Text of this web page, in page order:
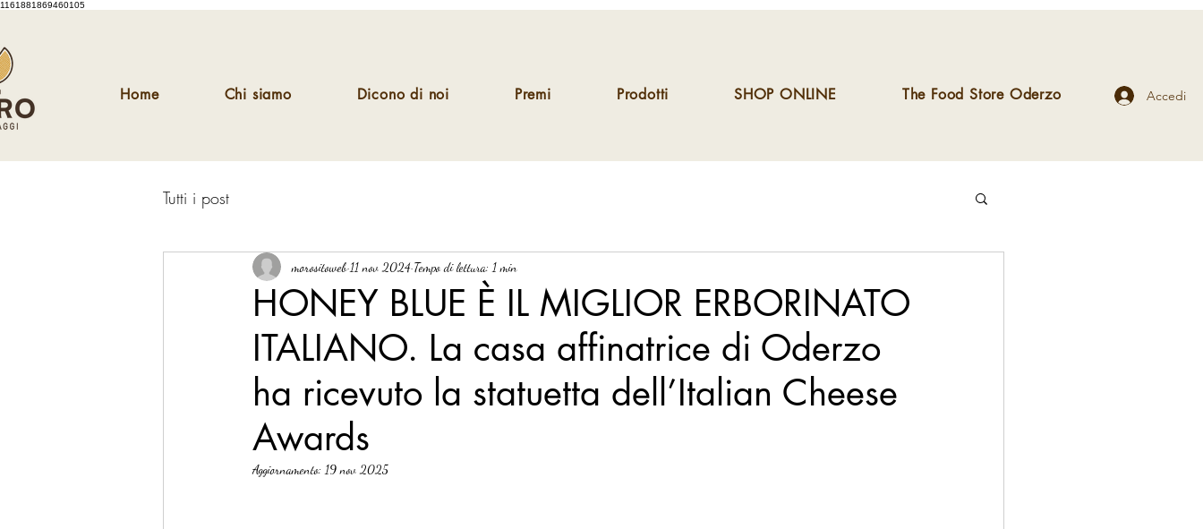
1161881869460105
Home Chi siamo Dicono di noi Premi Prodotti SHOP ONLINE The Food Store Oderzo Accedi
Tutti i post
HONEY BLUE È IL MIGLIOR ERBORINATO
ITALIANO. La casa affinatrice di Oderzo
ha ricevuto la statuetta dell’Italian Cheese
Awards
morositoweb 11 nov 2024 Tempo di lettura: 1 min
Aggiornamento: 19 nov 2025